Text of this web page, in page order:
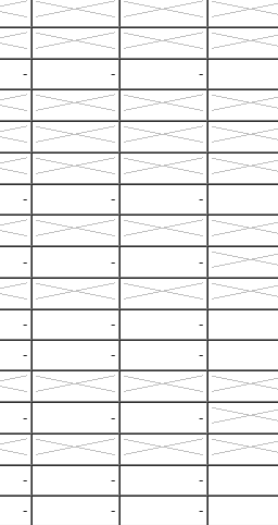
- -
-
- -
-
- -
-
- -
-
- -
-
- -
-
- -
-
- -
-